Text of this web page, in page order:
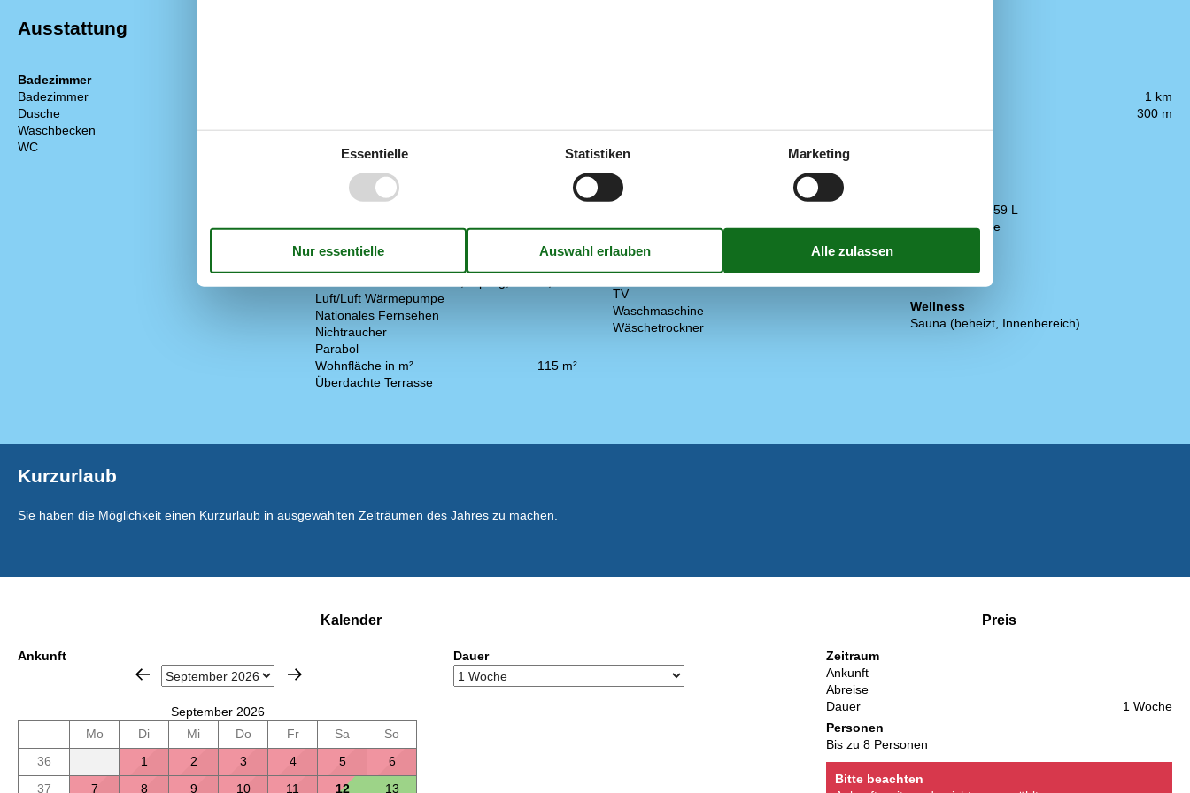
Ausstattung
Badezimmer
Badezimmer
Dusche
Waschbecken
2
WC
Baujahr
2019
Eingezäunt
Geothermische Heizung
Geschlossene Terrasse
Hoch Geschwindigkeits Internet
Internet
Luft/Luft Wärmepumpe
Nationales Fernsehen
Nichtraucher
Parabol
Wohnfläche in m²
115 m²
Überdachte Terrasse
Gartengrill
Überdachte Terrasse
Internetzugang
Kamin / Holzofen
Parabol
Sauna
TV
Waschmaschine
Wäschetrockner
1 km
300 m
Gefriertruhe 1-59 L
Kaffeemaschine
Spülmaschine
Wellness
Sauna (beheizt, Innenbereich)
Kurzurlaub
Sie haben die Möglichkeit einen Kurzurlaub in ausgewählten Zeiträumen des Jahres zu machen.
Kalender
Ankunft
September 2026
Mo
Di Mi Do Fr Sa
So
36
1 2 3 4 5
6
37
7 8 9 10 11 12
13
Dauer
Preis
Zeitraum
Ankunft
Abreise
Dauer
1 Woche
Personen
Bis zu 8 Personen
Bitte beachten
Essentielle Statistiken Marketing